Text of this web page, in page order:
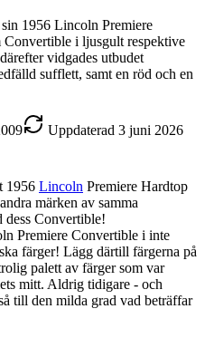
1956 Lincoln Premiere
i ljusgult respektive
vidgades utbudet
sufflett, samt en röd och en
Uppdaterad 3 juni 2026
1956 Lincoln Premiere Hardtop
märken av samma
dess Convertible!
Premiere Convertible i inte
färger! Lägg därtill färgerna på
palett av färger som var
mitt. Aldrig tidigare - och
till den milda grad vad beträffar